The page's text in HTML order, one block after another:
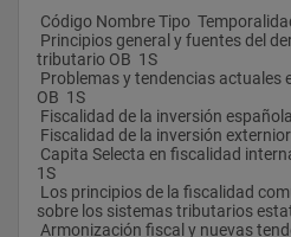
empresas y firmas legales de
la inserción profesional del
competencias necesarias para
asesoramiento fiscal, ya sea de
integrándose en la estructura de
despacho colectivo. La
permitirá el acceso a la fase de
de postgrado, constituida por el
Internacional y Comunitaria.
Código Nombre Tipo
tributario OB  1S
OB  1S
Fiscalidad de la inversión
Fiscalidad de la inversión
1S
sobre los sistemas tributarios